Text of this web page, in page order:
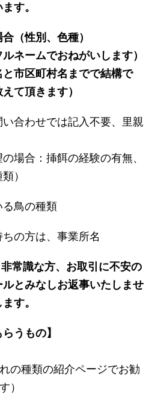
す。
（性別、色種）
ネームでおねがいします）
市区町村名までで結構で
て頂きます）
合わせでは記入不要、里親
場合：挿餌の経験の有無、
）
鳥の種類
の方は、事業所名
常識な方、お取引に不安の
とみなしお返事いたしませ
す。
うもの】
の種類の紹介ページでお勧
）